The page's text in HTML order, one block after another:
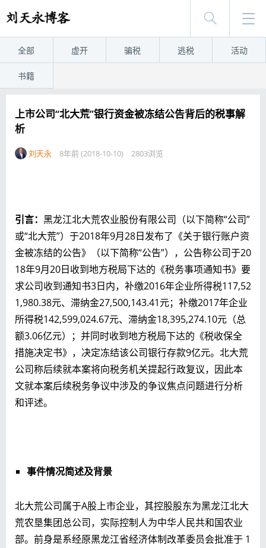
全部 虚开 骗税 逃税 活动
书籍
上市公司“北大荒”银行资金被冻结公告背后的税事解
析
刘天永 8年前 (2018-10-10) 2803浏览
引言： 黑龙江北大荒农业股份有限公司（以下简称“公司”
或“北大荒”）于2018年9月28日发布了《关于银行账户资
金被冻结的公告》（以下简称“公告”），公告称公司于20
18年9月20日收到地方税局下达的《税务事项通知书》要
求公司收到通知书3日内，补缴2016年企业所得税117,52
1,980.38元、滞纳金27,500,143.41元；补缴2017年企业
所得税142,599,024.67元、滞纳金18,395,274.10元（总
额3.06亿元）；并同时收到地方税局下达的《税收保全
措施决定书》，决定冻结该公司银行存款9亿元。北大荒
公司称后续就本案将向税务机关提起行政复议，因此本
文就本案后续税务争议中涉及的争议焦点问题进行分析
和评述。
事件情况简述及背景
北大荒公司属于A股上市企业，其控股股东为黑龙江北大
荒农垦集团总公司，实际控制人为中华人民共和国农业
部。前身是系经原黑龙江省经济体制改革委员会批准于 1